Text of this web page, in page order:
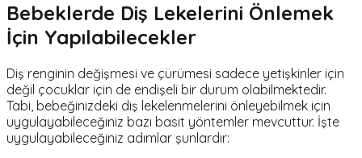
Bebeklerde Diş Lekelerini Önlemek
İçin Yapılabilecekler
Diş renginin değişmesi ve çürümesi sadece yetişkinler için
değil çocuklar için de endişeli bir durum olabilmektedir.
Tabi, bebeğinizdeki diş lekelenmelerini önleyebilmek için
uygulayabileceğiniz bazı basit yöntemler mevcuttur. İşte
uygulayabileceğiniz adımlar şunlardır: